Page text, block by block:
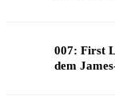
007: First
dem